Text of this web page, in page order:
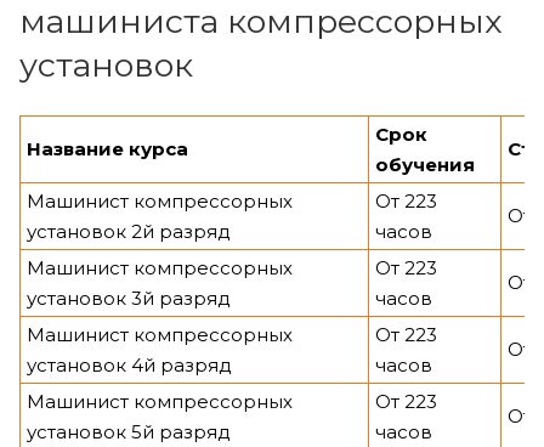
машиниста компрессорных
установок
Название курса
Срок
обучения
Машинист компрессорных
установок 2й разряд
От 223
часов
От
Машинист компрессорных
установок 3й разряд
От 223
часов
От
Машинист компрессорных
установок 4й разряд
От 223
часов
От
Машинист компрессорных
установок 5й разряд
От 223
часов
От